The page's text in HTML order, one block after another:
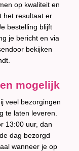
op kwaliteit en
het resultaat er
bestelling blijft
je bericht en via
bekijken
mogelijk
veel bezorgingen
te laten leveren.
13:00 uur, dan
dag bezorgd
wanneer je op